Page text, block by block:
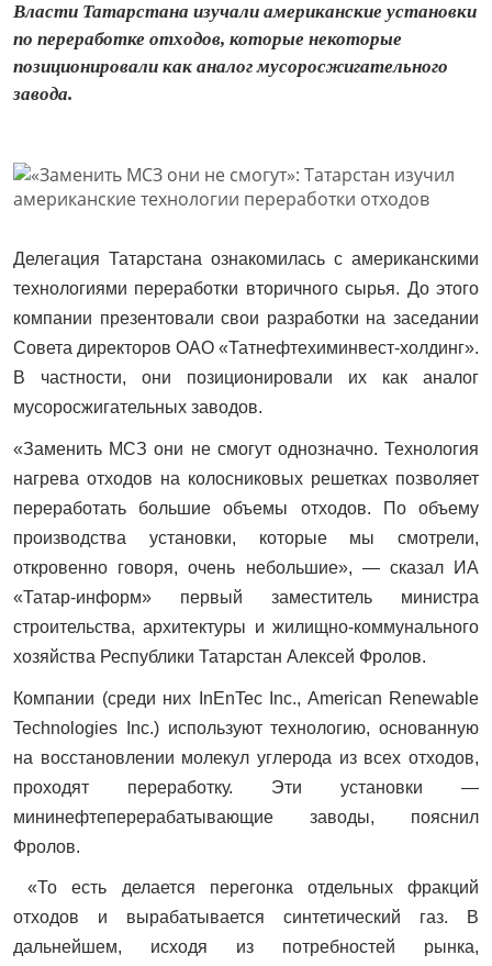
Власти Татарстана изучали американские установки
по переработке отходов, которые некоторые
позиционировали как аналог мусоросжигательного
завода.
Делегация Татарстана ознакомилась с американскими
технологиями переработки вторичного сырья. До этого
компании презентовали свои разработки на заседании
Совета директоров ОАО «Татнефтехиминвест-холдинг».
В частности, они позиционировали их как аналог
мусоросжигательных заводов.
«Заменить МСЗ они не смогут однозначно. Технология
нагрева отходов на колосниковых решетках позволяет
переработать большие объемы отходов. По объему
производства установки, которые мы смотрели,
откровенно говоря, очень небольшие», — сказал ИА
«Татар-информ» первый заместитель министра
строительства, архитектуры и жилищно-коммунального
хозяйства Республики Татарстан Алексей Фролов.
Компании (среди них InEnTec Inc., American Renewable
Technologies Inc.) используют технологию, основанную
на восстановлении молекул углерода из всех отходов,
проходят переработку. Эти установки —
мининефтеперерабатывающие заводы, пояснил
Фролов.
«То есть делается перегонка отдельных фракций
отходов и вырабатывается синтетический газ. В
дальнейшем, исходя из потребностей рынка,